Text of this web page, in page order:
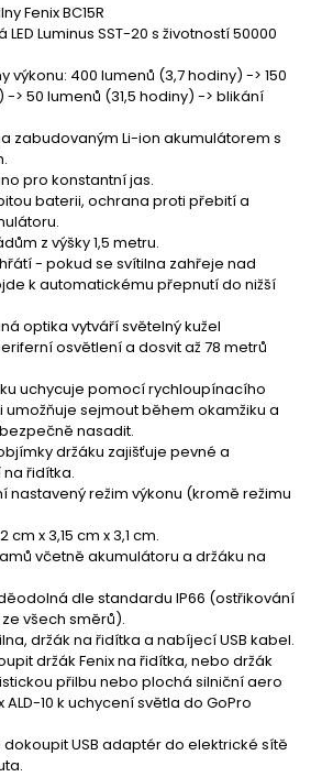
Fenix BC15R
Luminus SST-20 s životností 50000
výkonu: 400 lumenů (3,7 hodiny) -> 150
-> 50 lumenů (31,5 hodiny) -> blikání
zabudovaným Li-ion akumulátorem s
pro konstantní jas.
baterii, ochrana proti přebití a
z výšky 1,5 metru.
- pokud se svítilna zahřeje nad
k automatickému přepnutí do nižší
optika vytváří světelný kužel
osvětlení a dosvit až 78 metrů
uchycuje pomocí rychloupínacího
umožňuje sejmout během okamžiku a
nasadit.
držáku zajišťuje pevné a
řidítka.
nastavený režim výkonu (kromě režimu
x 3,15 cm x 3,1 cm.
včetně akumulátoru a držáku na
dle standardu IP66 (ostřikování
všech směrů).
držák na řidítka a nabíjecí USB kabel.
držák Fenix na řidítka, nebo držák
přilbu nebo plochá silniční aero
10 k uchycení světla do GoPro
USB adaptér do elektrické sítě